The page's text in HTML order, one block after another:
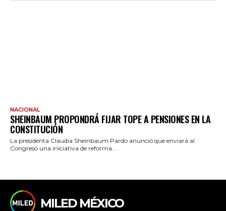
NACIONAL
SHEINBAUM PROPONDRÁ FIJAR TOPE A PENSIONES EN LA
CONSTITUCIÓN
La presidenta Claudia Sheinbaum Pardo anunció que enviará al
Congreso una iniciativa de reforma...
MILED MÉXICO